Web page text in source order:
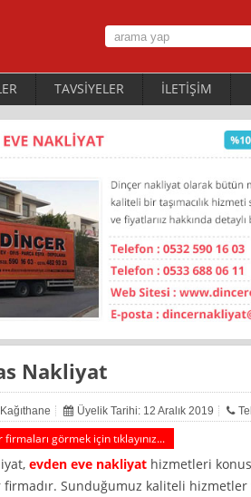
TAVSİYELER İLETİŞİM
Nakliyat
Üyelik Tarihi: 12 Aralık 2019
görmek için tıklayınız...
evden eve nakliyathizmetleri
Sunduğumuz kaliteli hizmetler